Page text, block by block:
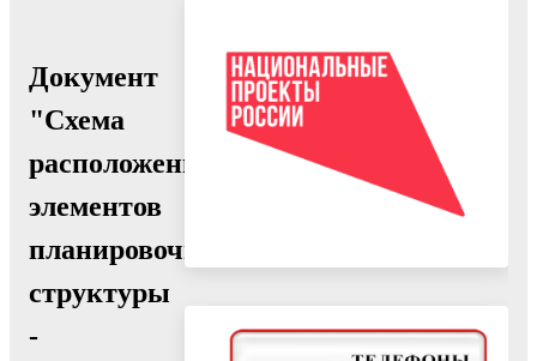
Документ
"Схема
расположения
элементов
планировочной
структуры
-